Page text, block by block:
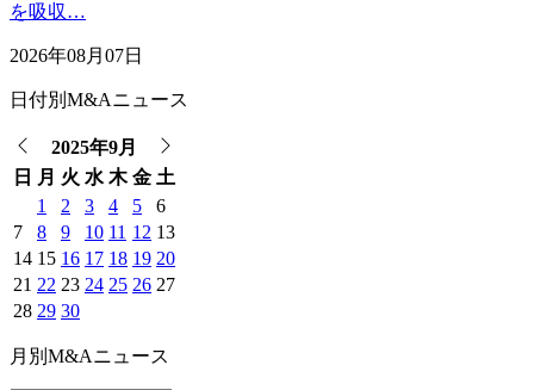
を吸収…
2026年08月07日
日付別M&Aニュース
2025年9月
日
月 火 水 木 金 土
1
2 3 4 5
6
7
8 9 10 11 12 13
14 15 16 17 18 19 20
21 22 23 24 25 26 27
28 29 30
月別M&Aニュース